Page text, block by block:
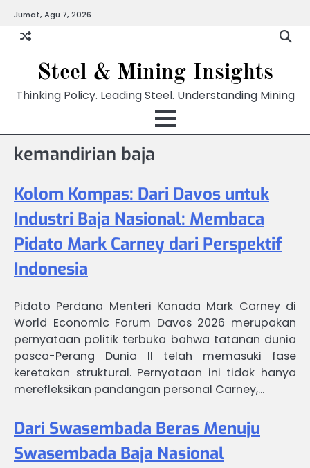
content
Jumat, Agu 7, 2026
Steel & Mining Insights
Thinking Policy. Leading Steel. Understanding Mining
kemandirian baja
Kolom Kompas: Dari Davos untuk
Industri Baja Nasional: Membaca
Pidato Mark Carney dari Perspektif
Indonesia
Pidato Perdana Menteri Kanada Mark Carney di
World Economic Forum Davos 2026 merupakan
pernyataan politik terbuka bahwa tatanan dunia
pasca-Perang Dunia II telah memasuki fase
keretakan struktural. Pernyataan ini tidak hanya
merefleksikan pandangan personal Carney,…
Dari Swasembada Beras Menuju
Swasembada Baja Nasional